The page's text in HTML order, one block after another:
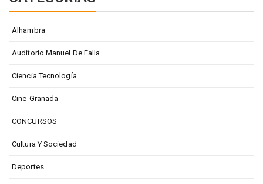
Alhambra
Auditorio Manuel De Falla
Ciencia Tecnología
Cine-Granada
CONCURSOS
Cultura Y Sociedad
Deportes